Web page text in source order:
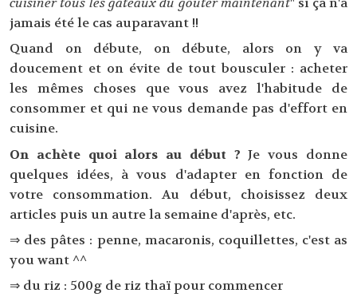
jamais été le cas auparavant !!
Quand on débute, on débute, alors on y va
doucement et on évite de tout bousculer : acheter
les mêmes choses que vous avez l'habitude de
consommer et qui ne vous demande pas d'effort en
cuisine.
On achète quoi alors au début ? Je vous donne
quelques idées, à vous d'adapter en fonction de
votre consommation. Au début, choisissez deux
articles puis un autre la semaine d'après, etc.
⇒ des pâtes : penne, macaronis, coquillettes, c'est as
you want ^^
⇒ du riz : 500g de riz thaï pour commencer